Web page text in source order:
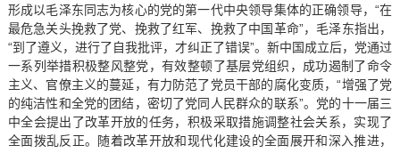
形成以毛泽东同志为核心的党的第一代中央领导集体的正确领导，“在
最危急关头挽救了党、挽救了红军、挽救了中国革命”，毛泽东指出，
“到了遵义，进行了自我批评，才纠正了错误”。新中国成立后，党通过
一系列举措积极整风整党，有效整顿了基层党组织，成功遏制了命令
主义、官僚主义的蔓延，有力防范了党员干部的腐化变质，“增强了党
的纯洁性和全党的团结，密切了党同人民群众的联系”。党的十一届三
中全会提出了改革开放的任务，积极采取措施调整社会关系，实现了
全面拨乱反正。随着改革开放和现代化建设的全面展开和深入推进，